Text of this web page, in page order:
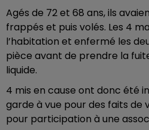
Agés de 72 et 68 ans, ils
frappés et puis volés. Les 4
l’habitation et enfermé les
pièce avant de prendre la
liquide.
4 mis en cause ont donc été
garde à vue pour des faits de
pour participation à une